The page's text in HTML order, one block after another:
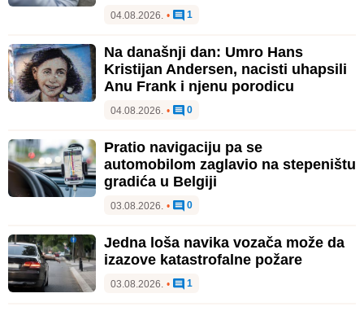
04.08.2026. • 1
Na današnji dan: Umro Hans
Kristijan Andersen, nacisti uhapsili
Anu Frank i njenu porodicu
04.08.2026. • 0
Pratio navigaciju pa se
automobilom zaglavio na stepeništu
gradića u Belgiji
03.08.2026. • 0
Jedna loša navika vozača može da
izazove katastrofalne požare
03.08.2026. • 1